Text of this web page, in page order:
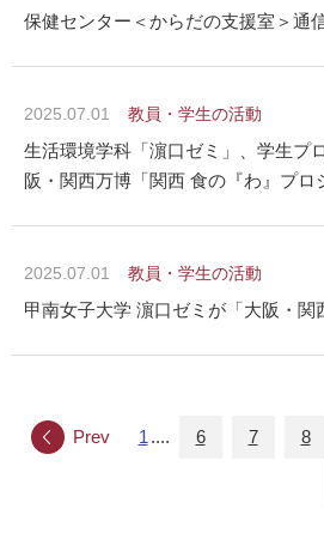
保健センター＜からだの支援室＞通
2025.07.01 教員・学生の活動
生活環境学科「濵口ゼミ」、学生プ
阪・関西万博「関西 食の『わ』プロ
2025.07.01 教員・学生の活動
甲南女子大学 濵口ゼミが「大阪・関
Prev 1 .... 6 7 8